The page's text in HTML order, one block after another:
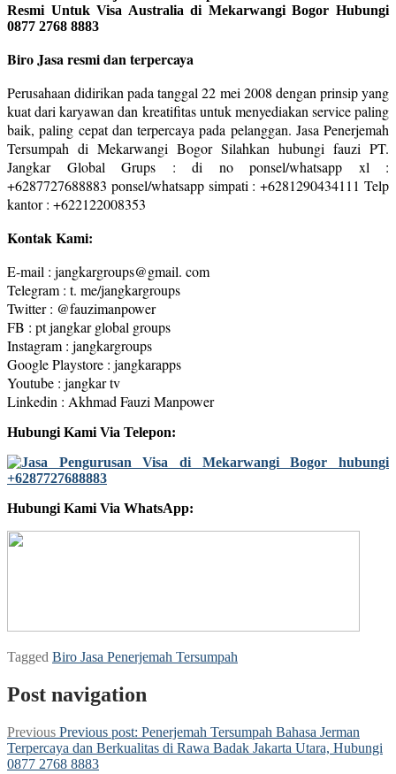
Resmi Untuk Visa Australia di Mekarwangi Bogor Hubungi
0877 2768 8883
Biro Jasa resmi dan terpercaya
Perusahaan didirikan pada tanggal 22 mei 2008 dengan prinsip yang
kuat dari karyawan dan kreatifitas untuk menyediakan service paling
baik, paling cepat dan terpercaya pada pelanggan. Jasa Penerjemah
Tersumpah di Mekarwangi Bogor Silahkan hubungi fauzi PT.
Jangkar Global Grups : di no ponsel/whatsapp xl :
+6287727688883 ponsel/whatsapp simpati : +6281290434111 Telp
kantor : +622122008353
Kontak Kami:
E-mail : jangkargroups@gmail. com
Telegram : t. me/jangkargroups
Twitter : @fauzimanpower
FB : pt jangkar global groups
Instagram : jangkargroups
Google Playstore : jangkarapps
Youtube : jangkar tv
Linkedin : Akhmad Fauzi Manpower
Hubungi Kami Via Telepon:
Hubungi Kami Via WhatsApp:
Tagged Biro Jasa Penerjemah Tersumpah
Post navigation
Previous Previous post: Penerjemah Tersumpah Bahasa Jerman
Terpercaya dan Berkualitas di Rawa Badak Jakarta Utara, Hubungi
0877 2768 8883